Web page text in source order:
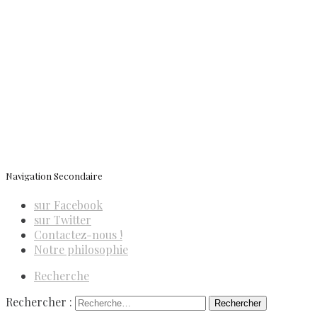
Navigation Secondaire
sur Facebook
sur Twitter
Contactez-nous !
Notre philosophie
Recherche
Rechercher :